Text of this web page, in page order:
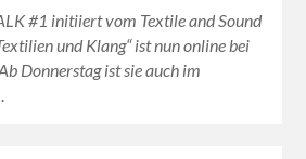
#1 initiiert vom Textile and Sound
und Klang“ ist nun online bei
Donnerstag ist sie auch im